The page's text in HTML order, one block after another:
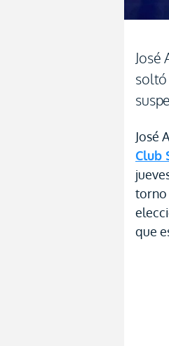
José
soltó
José
Club
torno
que